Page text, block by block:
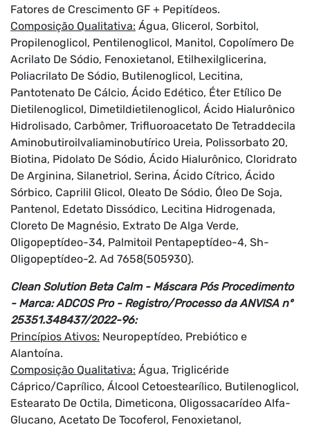
Fatores de Crescimento GF + Pepitídeos.
Composição Qualitativa: Água, Glicerol, Sorbitol,
Propilenoglicol, Pentilenoglicol, Manitol, Copolímero De
Acrilato De Sódio, Fenoxietanol, Etilhexilglicerina,
Poliacrilato De Sódio, Butilenoglicol, Lecitina,
Pantotenato De Cálcio, Ácido Edético, Éter Etílico De
Dietilenoglicol, Dimetildietilenoglicol, Ácido Hialurônico
Hidrolisado, Carbômer, Trifluoroacetato De Tetraddecila
Aminobutiroilvaliaminobutírico Ureia, Polissorbato 20,
Biotina, Pidolato De Sódio, Ácido Hialurônico, Cloridrato
De Arginina, Silanetriol, Serina, Ácido Cítrico, Ácido
Sórbico, Caprilil Glicol, Oleato De Sódio, Óleo De Soja,
Pantenol, Edetato Dissódico, Lecitina Hidrogenada,
Cloreto De Magnésio, Extrato De Alga Verde,
Oligopeptídeo-34, Palmitoil Pentapeptídeo-4, Sh-
Oligopeptídeo-2. Ad 7658(505930).
Clean Solution Beta Calm - Máscara Pós Procedimento
- Marca: ADCOS Pro - Registro/Processo da ANVISA nº
25351.348437/2022-96:
Princípios Ativos: Neuropeptídeo, Prebiótico e
Alantoína.
Composição Qualitativa: Água, Triglicéride
Cáprico/Caprílico, Álcool Cetoestearílico, Butilenoglicol,
Estearato De Octila, Dimeticona, Oligossacarídeo Alfa-
Glucano, Acetato De Tocoferol, Fenoxietanol,